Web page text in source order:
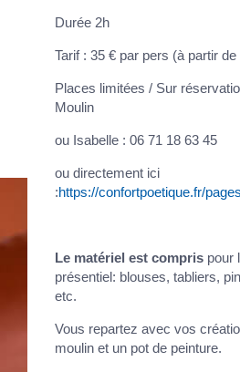
Durée 2h
Tarif : 35 € par pers (à partir de
Places limitées / Sur
Moulin
ou Isabelle : 06 71 18 63 45
ou directement ici
:https://confortpoetique.fr/
Le matériel est compris pour
présentiel: blouses, tabliers,
etc.
Vous repartez avec vos
moulin et un pot de peinture.